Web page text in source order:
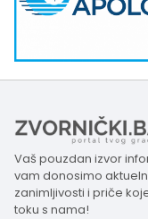
Vaš pouzdan izvor
vam donosimo
zanimljivosti i priče
toku s nama!